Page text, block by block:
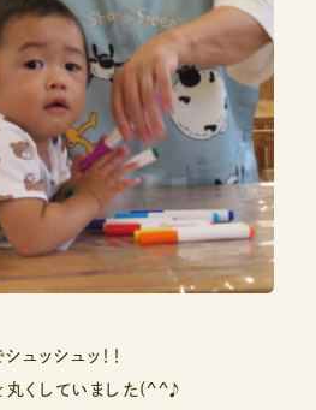
ュッシュッ！！
丸くしていました(^^♪